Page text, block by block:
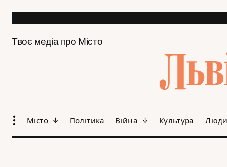
Твоє медіа про Місто
Місто Політика Війна Культура Люди